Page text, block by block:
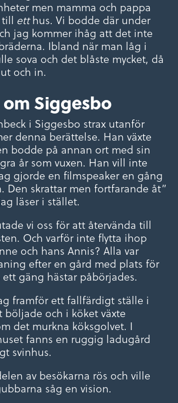
men mamma och pappa
etthus. Vi bodde där under
jag kommer ihåg att det inte
Ibland när man låg i
sova och det blåste mycket, då
och in.
Siggesbo
i Siggesbo strax utanför
denna berättelse. Han växte
bodde på annan ort med sin
år som vuxen. Han vill inte
gjorde en filmspeaker en gång
Den skrattar men fortfarande åt”
läser i stället.
vi oss för att återvända till
Och varför inte flytta ihop
och hans Annis? Alla var
efter en gård med plats för
gäng hästar påbörjades.
framför ett fallfärdigt ställe i
böljade och i köket växte
det murkna köksgolvet. I
fanns en ruggig ladugård
svinhus.
av besökarna rös och ville
såg en vision.